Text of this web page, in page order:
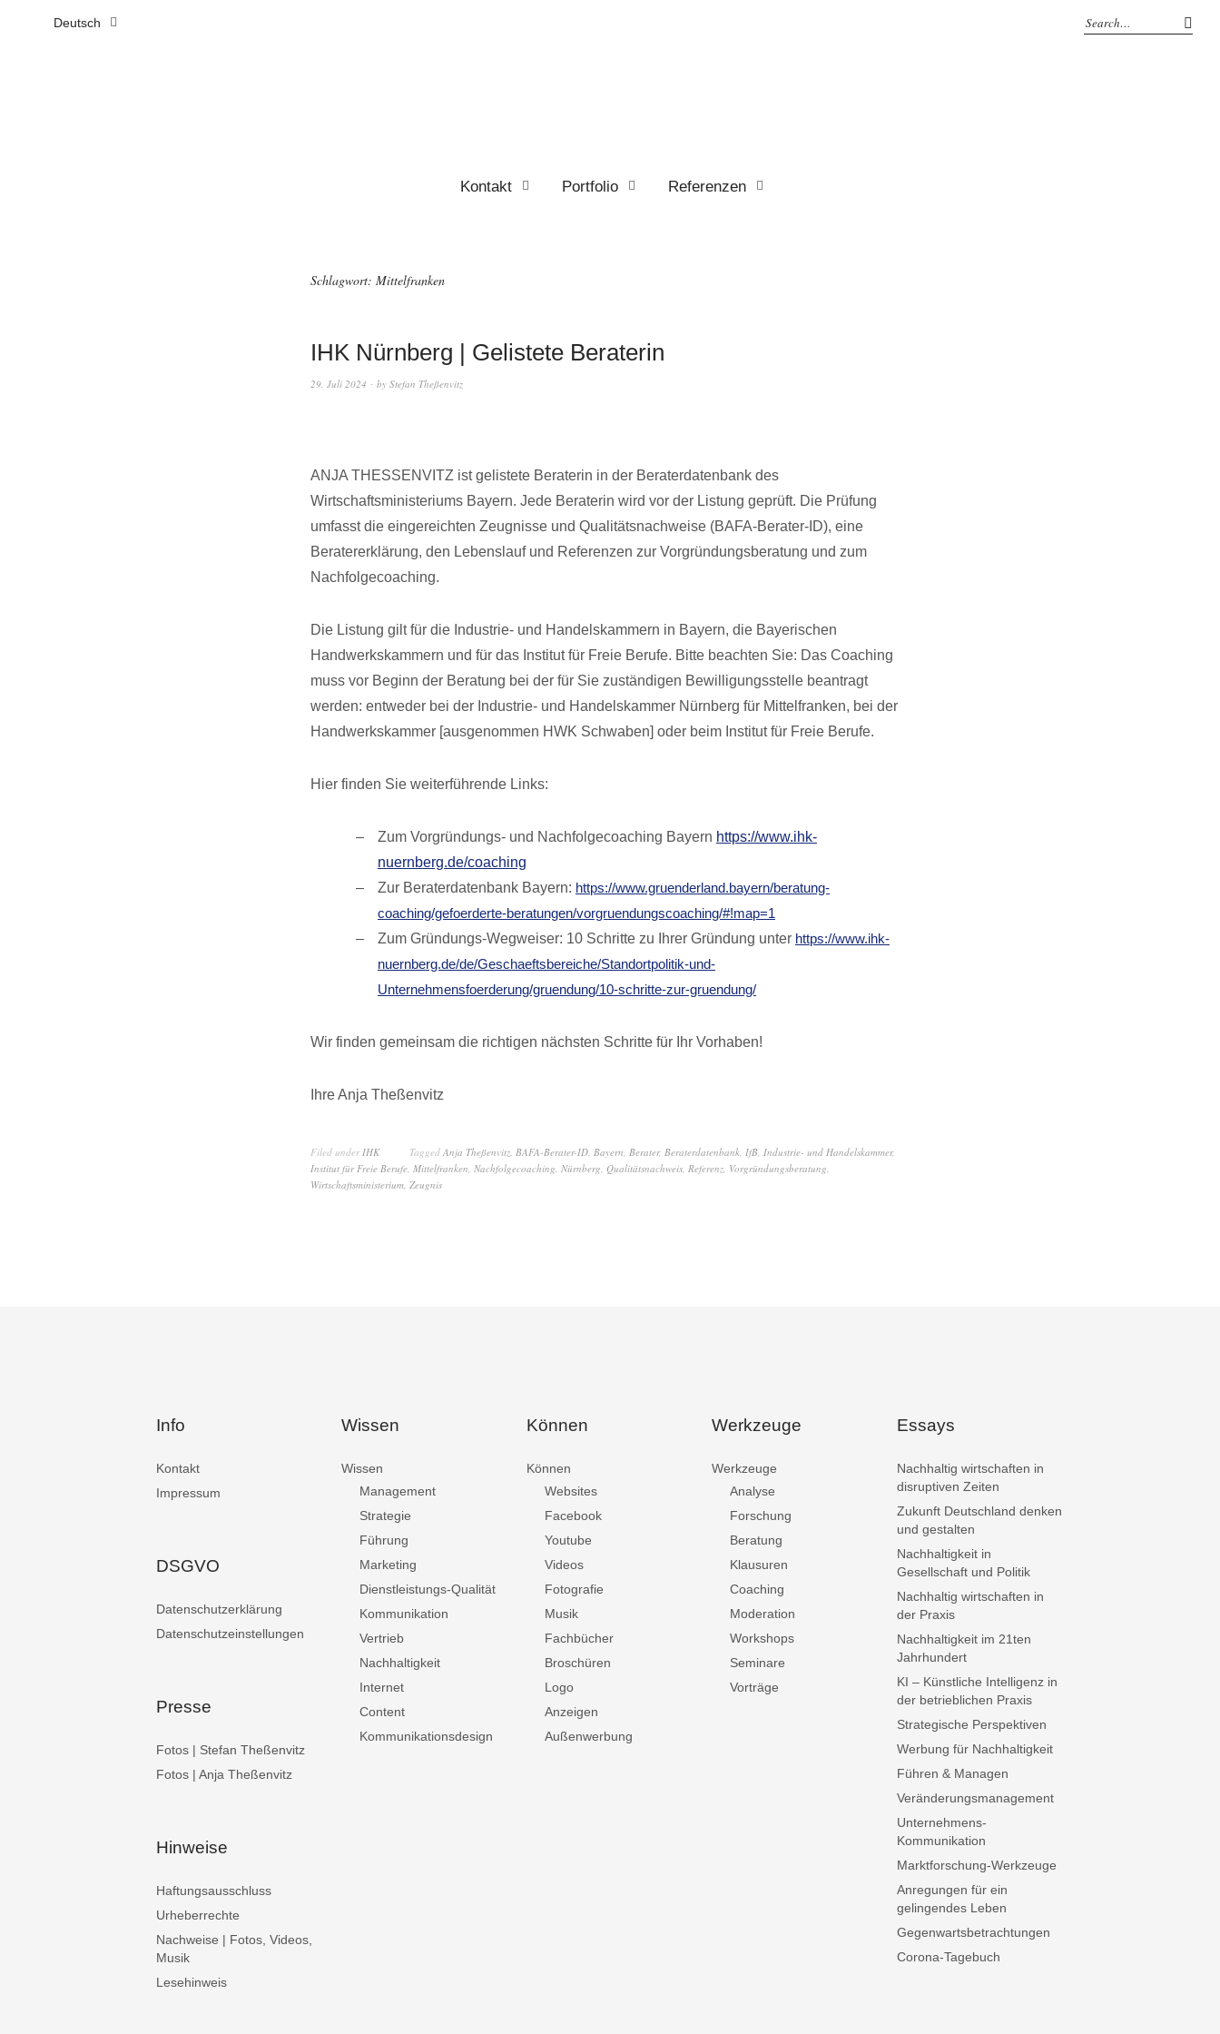
Deutsch
Kontakt Portfolio Referenzen
Schlagwort: Mittelfranken
IHK Nürnberg | Gelistete Beraterin
29. Juli 2024 by Stefan Theßenvitz
ANJA THESSENVITZ ist gelistete Beraterin in der Beraterdatenbank des
Wirtschaftsministeriums Bayern. Jede Beraterin wird vor der Listung geprüft. Die Prüfung
umfasst die eingereichten Zeugnisse und Qualitätsnachweise (BAFA-Berater-ID), eine
Beratererklärung, den Lebenslauf und Referenzen zur Vorgründungsberatung und zum
Nachfolgecoaching.
Die Listung gilt für die Industrie- und Handelskammern in Bayern, die Bayerischen
Handwerkskammern und für das Institut für Freie Berufe. Bitte beachten Sie: Das Coaching
muss vor Beginn der Beratung bei der für Sie zuständigen Bewilligungsstelle beantragt
werden: entweder bei der Industrie- und Handelskammer Nürnberg für Mittelfranken, bei der
Handwerkskammer [ausgenommen HWK Schwaben] oder beim Institut für Freie Berufe.
Hier finden Sie weiterführende Links:
Zum Vorgründungs- und Nachfolgecoaching Bayern https://www.ihk-
nuernberg.de/coaching
Zur Beraterdatenbank Bayern: https://www.gruenderland.bayern/beratung-
coaching/gefoerderte-beratungen/vorgruendungscoaching/#!map=1
Zum Gründungs-Wegweiser: 10 Schritte zu Ihrer Gründung unter https://www.ihk-
nuernberg.de/de/Geschaeftsbereiche/Standortpolitik-und-
Unternehmensfoerderung/gruendung/10-schritte-zur-gruendung/
Wir finden gemeinsam die richtigen nächsten Schritte für Ihr Vorhaben!
Ihre Anja Theßenvitz
Filed underIHK Tagged Anja Theßenvitz, BAFA-Berater-ID, Bayern, Berater, Beraterdatenbank, IfB, Industrie- und Handelskammer,
Institut für Freie Berufe, Mittelfranken, Nachfolgecoaching, Nürnberg, Qualitätsnachweis, Referenz, Vorgründungsberatung,
Wirtschaftsministerium, Zeugnis
Info
Kontakt
Impressum
DSGVO
Datenschutzerklärung
Datenschutzeinstellungen
Presse
Fotos | Stefan Theßenvitz
Fotos | Anja Theßenvitz
Hinweise
Haftungsausschluss
Urheberrechte
Nachweise | Fotos, Videos,
Musik
Lesehinweis
Wissen
Wissen
Management
Strategie
Führung
Marketing
Dienstleistungs-Qualität
Kommunikation
Vertrieb
Nachhaltigkeit
Internet
Content
Kommunikationsdesign
Können
Können
Websites
Facebook
Youtube
Videos
Fotografie
Musik
Fachbücher
Broschüren
Logo
Anzeigen
Außenwerbung
Werkzeuge
Werkzeuge
Analyse
Forschung
Beratung
Klausuren
Coaching
Moderation
Workshops
Seminare
Vorträge
Essays
Nachhaltig wirtschaften in
disruptiven Zeiten
Zukunft Deutschland denken
und gestalten
Nachhaltigkeit in
Gesellschaft und Politik
Nachhaltig wirtschaften in
der Praxis
Nachhaltigkeit im 21ten
Jahrhundert
KI – Künstliche Intelligenz in
der betrieblichen Praxis
Strategische Perspektiven
Werbung für Nachhaltigkeit
Führen & Managen
Veränderungsmanagement
Unternehmens-
Kommunikation
Marktforschung-Werkzeuge
Anregungen für ein
gelingendes Leben
Gegenwartsbetrachtungen
Corona-Tagebuch